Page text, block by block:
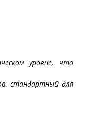
уровне, что
стандартный для